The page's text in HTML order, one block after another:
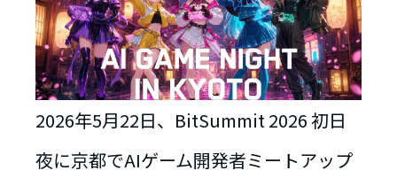
2026年5月22日、BitSummit 2026 初日
夜に京都でAIゲーム開発者ミートアップ